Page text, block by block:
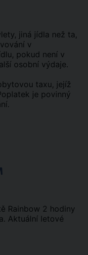
jiná jídla než ta,
v
pokud není v
osobní výdaje.
taxu, jejíž
je povinný
Rainbow 2 hodiny
Aktuální letové